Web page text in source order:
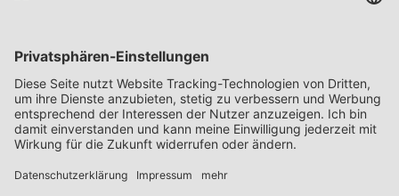
Karriere
News
Beschaffung
Kontakt